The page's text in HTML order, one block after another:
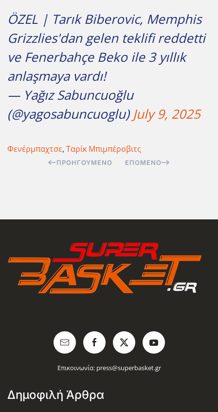
ÖZEL | Tarık Biberovic, Memphis
Grizzlies'dan gelen teklifi reddetti
ve Fenerbahçe Beko ile 3 yıllık
anlaşmaya vardı!
— Yağız Sabuncuoğlu
(@yagosabuncuoglu) July 9, 2025
Φενέρμπαχτσε, Ταρίκ Μπιμπέροβιτς
ΠΡΟΗΓΟΎΜΕΝΟ ΕΠΌΜΕΝΟ
Επικοινωνία: press@superbasket.gr
Δημοφιλή Άρθρα